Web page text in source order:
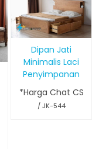
Dipan Jati
Minimalis Laci
Penyimpanan
*Harga Chat CS
/ JK-544